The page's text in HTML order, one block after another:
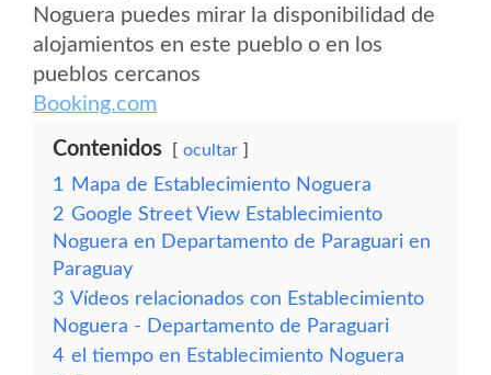
Noguera puedes mirar la disponibilidad de
alojamientos en este pueblo o en los
pueblos cercanos
Booking.com
Contenidos ocultar
1
Mapa de Establecimiento Noguera
2 Google Street View Establecimiento
Noguera en Departamento de Paraguari en
Paraguay
3 Vídeos relacionados con Establecimiento
Noguera - Departamento de Paraguari
4 el tiempo en Establecimiento Noguera